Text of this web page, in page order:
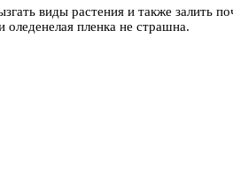
виды растения и также залить
пленка не страшна.